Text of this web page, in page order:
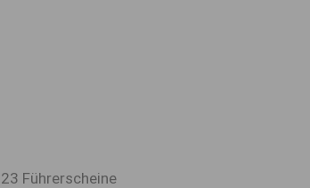
23 Führerscheine